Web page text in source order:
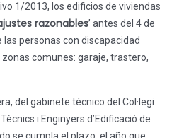
1/2013, los edificios de viviendas
razonables’ antes del 4 de
personas con discapacidad
comunes: garaje, trastero,
del gabinete técnico del Col·legi
i Enginyers d’Edificació de